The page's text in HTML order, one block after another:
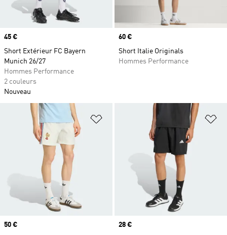
Prix
45 €
Short Extérieur FC Bayern
Munich 26/27
Hommes Performance
2 couleurs
Nouveau
Prix
60 €
Short Italie Originals
Hommes Performance
Ajouter à la Liste de produits
Prix
50 €
Prix
28 €